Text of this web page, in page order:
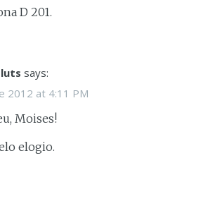
D 201.
says:
2012 at 4:11 PM
Moises!
elogio.